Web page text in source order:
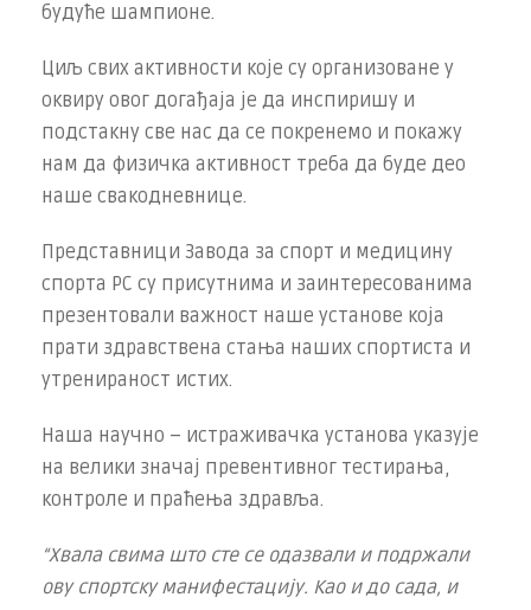
будуће шампионе.
Циљ свих активности које су организоване у
оквиру овог догађаја је да инспиришу и
подстакну све нас да се покренемо и покажу
нам да физичка активност треба да буде део
наше свакодневнице.
Представници Завода за спорт и медицину
спорта РС су присутнима и заинтересованима
презентовали важност наше установе која
прати здравствена стања наших спортиста и
утренираност истих.
Наша научно – истраживачка установа указује
на велики значај превентивног тестирања,
контроле и праћења здравља.
“Хвала свима што сте се одазвали и подржали
ову спортску манифестацију. Као и до сада, и